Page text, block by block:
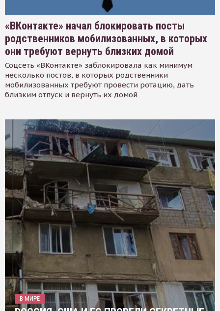
«ВКонтакте» начал блокировать посты
родственников мобилизованных, в которых
они требуют вернуть близких домой
Соцсеть «ВКонтакте» заблокировала как минимум
несколько постов, в которых родственники
мобилизованных требуют провести ротацию, дать
близким отпуск и вернуть их домой
В МИРЕ